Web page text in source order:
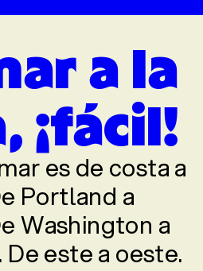
a la
¡fácil!
es de costa a
Portland a
Washington a
este a oeste.